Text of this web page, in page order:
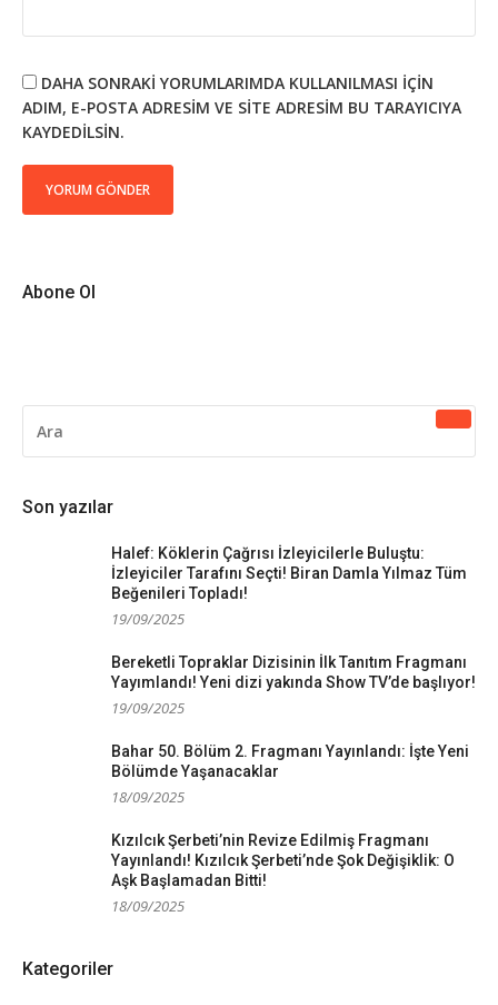
DAHA SONRAKI YORUMLARIMDA KULLANILMASI IÇIN
ADIM, E-POSTA ADRESIM VE SITE ADRESIM BU TARAYICIYA
KAYDEDILSIN.
Abone Ol
YAP:
Son yazılar
Halef: Köklerin Çağrısı İzleyicilerle Buluştu:
İzleyiciler Tarafını Seçti! Biran Damla Yılmaz Tüm
Beğenileri Topladı!
19/09/2025
Bereketli Topraklar Dizisinin İlk Tanıtım Fragmanı
Yayımlandı! Yeni dizi yakında Show TV’de başlıyor!
19/09/2025
Bahar 50. Bölüm 2. Fragmanı Yayınlandı: İşte Yeni
Bölümde Yaşanacaklar
18/09/2025
Kızılcık Şerbeti’nin Revize Edilmiş Fragmanı
Yayınlandı! Kızılcık Şerbeti’nde Şok Değişiklik: O
Aşk Başlamadan Bitti!
18/09/2025
Kategoriler